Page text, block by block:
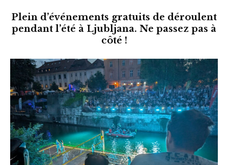
Ljubljana
été
que
je
ne
manque
jamais
(gratuits
et
payants)
Plein d’événements gratuits de déroulent
pendant l’été à Ljubljana. Ne passez pas à
côté !